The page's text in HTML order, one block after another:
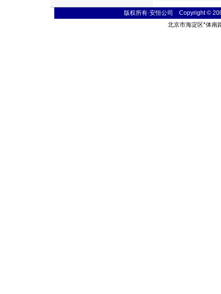
版权所有·安恒公司 Copyright ©
北京市海淀区*体南